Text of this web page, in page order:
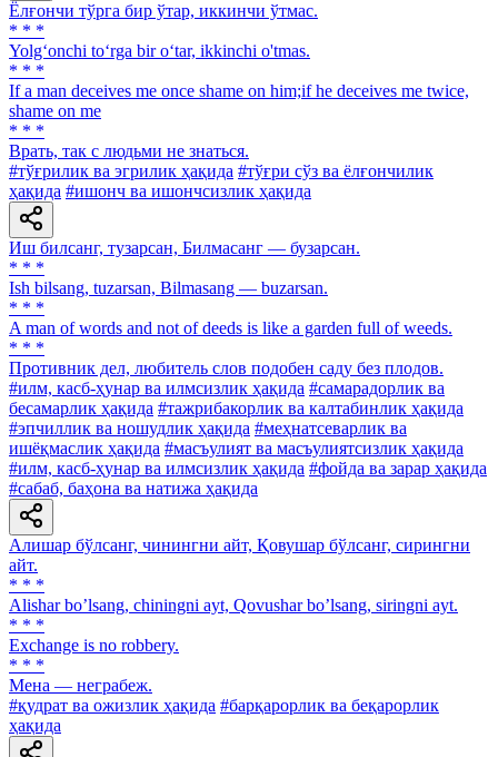
Ёлғончи тўрга бир ўтар, иккинчи ўтмас.
* * *
Yolg‘onchi to‘rga bir o‘tar, ikkinchi о'tmas.
* * *
If a man deceives me once shame on him;if he deceives me twice,
shame on me
* * *
Врать, так с людьми не знаться.
#тўғрилик ва эгрилик ҳақида #тўғри сўз ва ёлғончилик
ҳақида #ишонч ва ишончсизлик ҳақида
Иш билсанг, тузарсан, Билмасанг — бузарсан.
* * *
Ish bilsang, tuzarsan, Bilmasang — buzarsan.
* * *
A man of words and not of deeds is like a garden full of weeds.
* * *
Противник дел, любитель слов подобен саду без плодов.
#илм, касб-ҳунар ва илмсизлик ҳақида #самарадорлик ва
бесамарлик ҳақида #тажрибакорлик ва калтабинлик ҳақида
#эпчиллик ва ношудлик ҳақида #меҳнатсеварлик ва
ишёқмаслик ҳақида #масъулият ва масъулиятсизлик ҳақида
#илм, касб-ҳунар ва илмсизлик ҳақида #фойда ва зарар ҳақида
#сабаб, баҳона ва натижа ҳақида
Алишар бўлсанг, чинингни айт, Қовушар бўлсанг, сирингни
айт.
* * *
Alishar bo’lsang, chiningni ayt, Qovushar bo’lsang, siringni ayt.
* * *
Exchange is no robbery.
* * *
Мена — неграбеж.
#қудрат ва ожизлик ҳақида #барқарорлик ва беқарорлик
ҳақида